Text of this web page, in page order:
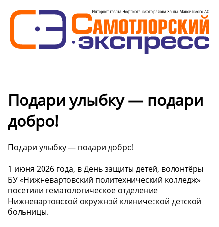
Подари улыбку — подари
добро!
Подари улыбку — подари добро!
1 июня 2026 года, в День защиты детей, волонтёры
БУ «Нижневартовский политехнический колледж»
посетили гематологическое отделение
Нижневартовской окружной клинической детской
больницы.